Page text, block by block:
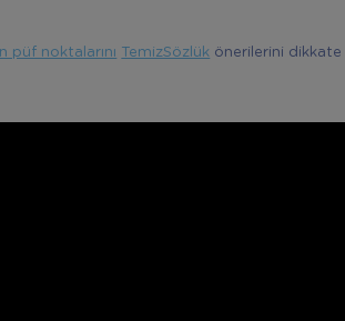
püf noktalarını TemizSözlük önerilerini dikkate